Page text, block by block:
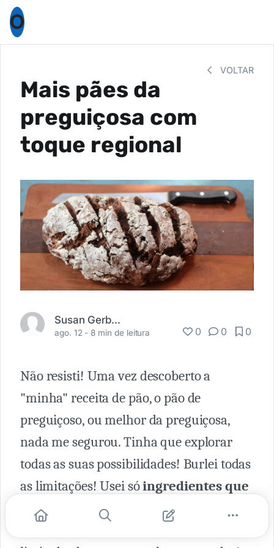
O
VOLTAR
Mais pães da
preguiçosa com
toque regional
Susan Gerber-Barata
ago. 12 - 8 min de leitura 0 0 0
Não resisti! Uma vez descoberto a
"minha" receita de pão, o pão de
preguiçoso, ou melhor da preguiçosa,
nada me segurou. Tinha que explorar
todas as suas possibilidades! Burlei todas
as limitações! Usei sóingredientes que
posso comprar aqui na Amazônia